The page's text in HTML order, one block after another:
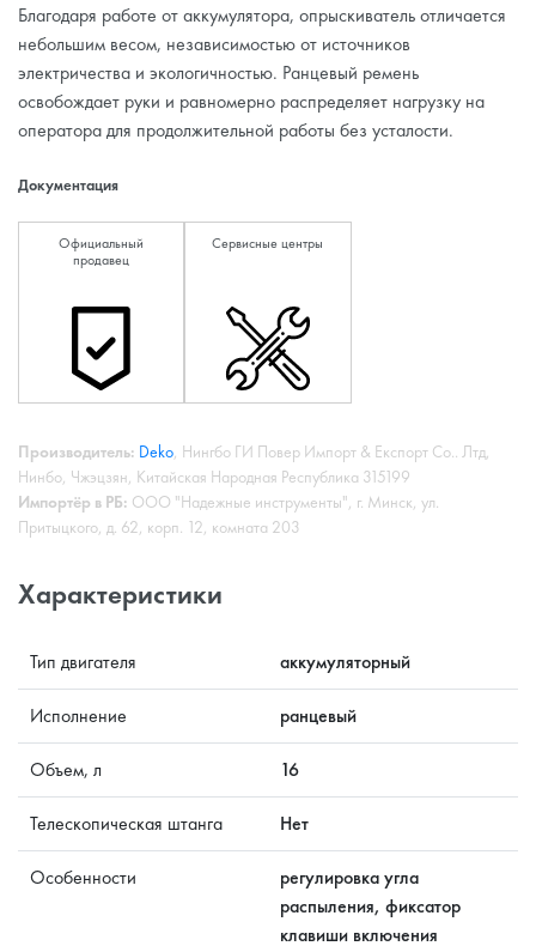
Благодаря работе от аккумулятора, опрыскиватель отличается
небольшим весом, независимостью от источников
электричества и экологичностью. Ранцевый ремень
освобождает руки и равномерно распределяет нагрузку на
оператора для продолжительной работы без усталости.
Документация
Официальный
продавец
Сервисные центры
Производитель: Deko , Нингбо ГИ Повер Импорт & Експорт Со.. Лтд,
Нинбо, Чжэцзян, Китайская Народная Республика 315199
Импортёр в РБ: ООО "Надежные инструменты", г. Минск, ул.
Притыцкого, д. 62, корп. 12, комната 203
Характеристики
Тип двигателя аккумуляторный
Исполнение ранцевый
Объем, л 16
Телескопическая штанга Нет
Особенности
регулировка угла
распыления, фиксатор
клавиши включения